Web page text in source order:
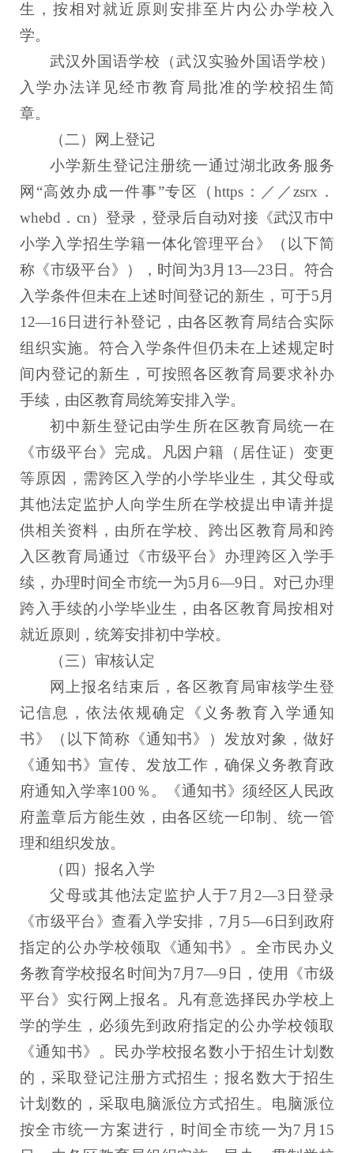
生，按相对就近原则安排至片内公办学校入
学。
武汉外国语学校（武汉实验外国语学校）
入学办法详见经市教育局批准的学校招生简
章。
（二）网上登记
小学新生登记注册统一通过湖北政务服务
网“高效办成一件事”专区（https：／／zsrx．
whebd．cn）登录，登录后自动对接《武汉市中
小学入学招生学籍一体化管理平台》（以下简
称《市级平台》），时间为3月13—23日。符合
入学条件但未在上述时间登记的新生，可于5月
12—16日进行补登记，由各区教育局结合实际
组织实施。符合入学条件但仍未在上述规定时
间内登记的新生，可按照各区教育局要求补办
手续，由区教育局统筹安排入学。
初中新生登记由学生所在区教育局统一在
《市级平台》完成。凡因户籍（居住证）变更
等原因，需跨区入学的小学毕业生，其父母或
其他法定监护人向学生所在学校提出申请并提
供相关资料，由所在学校、跨出区教育局和跨
入区教育局通过《市级平台》办理跨区入学手
续，办理时间全市统一为5月6—9日。对已办理
跨入手续的小学毕业生，由各区教育局按相对
就近原则，统筹安排初中学校。
（三）审核认定
网上报名结束后，各区教育局审核学生登
记信息，依法依规确定《义务教育入学通知
书》（以下简称《通知书》）发放对象，做好
《通知书》宣传、发放工作，确保义务教育政
府通知入学率100％。《通知书》须经区人民政
府盖章后方能生效，由各区统一印制、统一管
理和组织发放。
（四）报名入学
父母或其他法定监护人于7月2—3日登录
《市级平台》查看入学安排，7月5—6日到政府
指定的公办学校领取《通知书》。全市民办义
务教育学校报名时间为7月7—9日，使用《市级
平台》实行网上报名。凡有意选择民办学校上
学的学生，必须先到政府指定的公办学校领取
《通知书》。民办学校报名数小于招生计划数
的，采取登记注册方式招生；报名数大于招生
计划数的，采取电脑派位方式招生。电脑派位
按全市统一方案进行，时间全市统一为7月15